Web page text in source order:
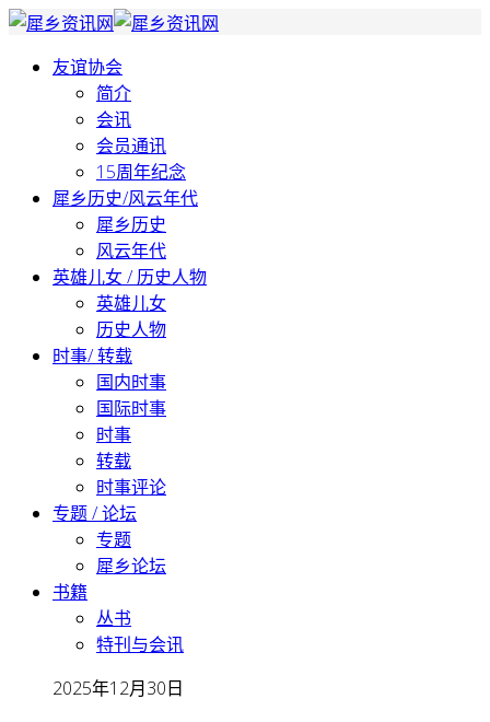
友谊协会
简介
会讯
会员通讯
15周年纪念
犀乡历史/风云年代
犀乡历史
风云年代
英雄儿女 / 历史人物
英雄儿女
历史人物
时事/ 转载
国内时事
国际时事
时事
转载
时事评论
专题 / 论坛
专题
犀乡论坛
书籍
丛书
特刊与会讯
2025年12月30日